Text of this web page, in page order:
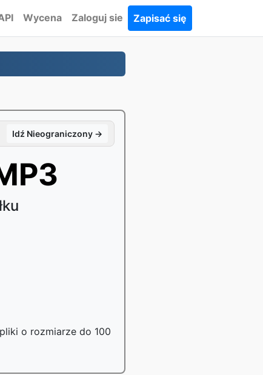
Wycena Zaloguj sie Zapisać się
Idź Nieograniczony →
o rozmiarze do 100